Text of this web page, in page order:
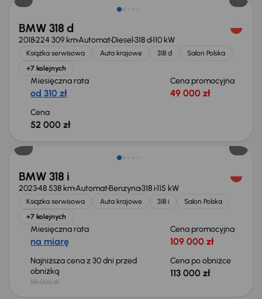
BMW 318 d
2018224 309 kmAutomatDiesel318 d110 kW
Książka serwisowa Auta krajowe 318 d
Salon Polska
+7 kolejnych
Miesięczna rata
od 310 zł
Cena promocyjna
49 000 zł
Cena
52 000 zł
Taniej o 2 000 zł
BMW 318 i
202348 538 kmAutomatBenzyna318 i115 kW
Książka serwisowa Auta krajowe 318 i
Salon Polska
+7 kolejnych
Miesięczna rata
na miarę
Cena promocyjna
109 000 zł
Najniższa cena z 30 dni przed
obniżką
115 000 zł
Cena po obniżce
113 000 zł
Taniej o 1 000 zł